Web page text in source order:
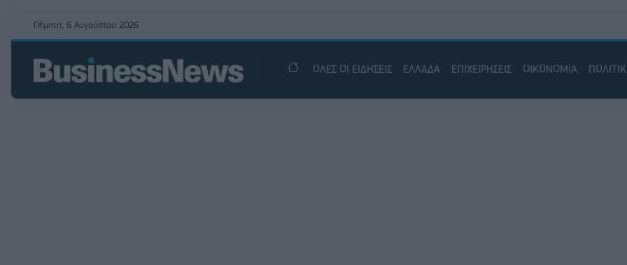
Πέμπτη, 6 Αυγούστου 2026
ΟΛΕΣ ΟΙ ΕΙΔΗΣΕΙΣ ΕΛΛΑΔΑ ΕΠΙΧΕΙΡΗΣΕΙΣ ΟΙΚΟΝΟΜΙΑ